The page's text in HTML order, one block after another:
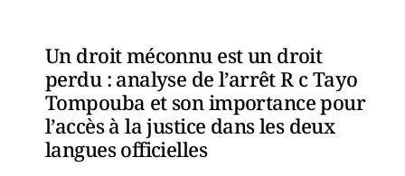
Un droit méconnu est un droit
perdu : analyse de l’arrêt R c Tayo
Tompouba et son importance pour
l’accès à la justice dans les deux
langues officielles